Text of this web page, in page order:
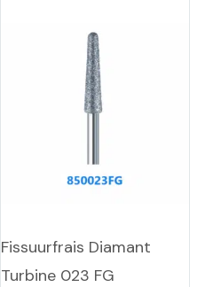
Fissuurfrais Diamant
Turbine 023 FG